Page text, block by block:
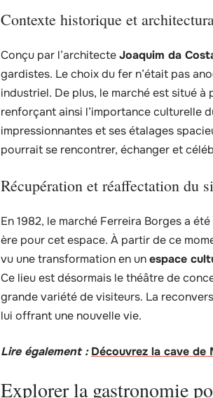
Contexte historique et
Conçu par l’architecteJoaquim da
gardistes. Le choix du fer n’était pas
industriel. De plus, le marché est situé à
renforçant ainsi l’importance culturelle
impressionnantes et ses étalages
pourrait se rencontrer, échanger et
Récupération et réaffectation du
En 1982, le marché Ferreira Borges a
ère pour cet espace. À partir de ce
vu une transformation en unespace
Ce lieu est désormais le théâtre de
grande variété de visiteurs. La
lui offrant une nouvelle vie.
Lire également : Découvrez la cave de
Explorer la gastronomie